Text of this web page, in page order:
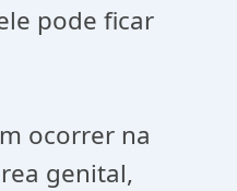
pode ficar
ocorrer na
genital,